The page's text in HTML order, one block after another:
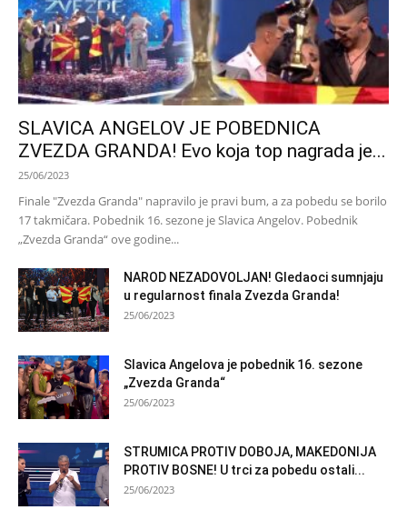
SLAVICA ANGELOV JE POBEDNICA
ZVEZDA GRANDA! Evo koja top nagrada je...
25/06/2023
Finale "Zvezda Granda" napravilo je pravi bum, a za pobedu se borilo
17 takmičara. Pobednik 16. sezone je Slavica Angelov. Pobednik
„Zvezda Granda“ ove godine...
NAROD NEZADOVOLJAN! Gledaoci sumnjaju
u regularnost finala Zvezda Granda!
25/06/2023
Slavica Angelova je pobednik 16. sezone
„Zvezda Granda“
25/06/2023
STRUMICA PROTIV DOBOJA, MAKEDONIJA
PROTIV BOSNE! U trci za pobedu ostali...
25/06/2023